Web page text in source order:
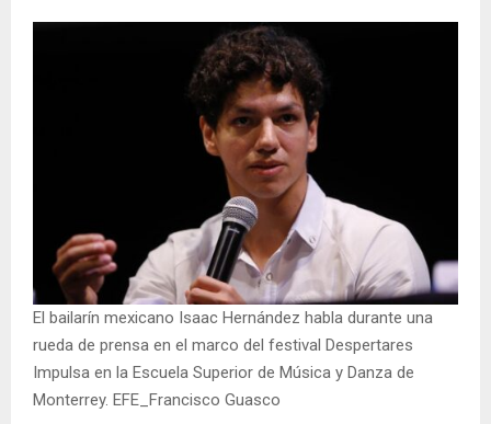
El bailarín mexicano Isaac Hernández habla durante una
rueda de prensa en el marco del festival Despertares
Impulsa en la Escuela Superior de Música y Danza de
Monterrey. EFE_Francisco Guasco